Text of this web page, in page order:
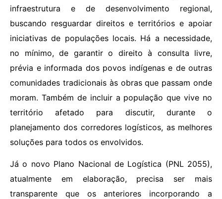
infraestrutura e de desenvolvimento regional,
buscando resguardar direitos e territórios e apoiar
iniciativas de populações locais. Há a necessidade,
no mínimo, de garantir o direito à consulta livre,
prévia e informada dos povos indígenas e de outras
comunidades tradicionais às obras que passam onde
moram. Também de incluir a população que vive no
território afetado para discutir, durante o
planejamento dos corredores logísticos, as melhores
soluções para todos os envolvidos.
Já o novo Plano Nacional de Logística (PNL 2055),
atualmente em elaboração, precisa ser mais
transparente que os anteriores incorporando a